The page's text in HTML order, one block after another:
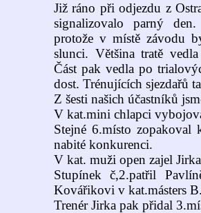
Již ráno při odjezdu z
signalizovalo parný
protože v místě závodu
slunci. Většina tratě
Část pak vedla po
dost. Trénujících sjezdařů
Z šesti našich účastníků
V kat.mini chlapci
Stejné 6.místo zopakoval
nabité konkurenci.
V kat. muži open zajel
Stupínek č,2.patřil
Kovářikovi v kat.másters
Trenér Jirka pak přidal